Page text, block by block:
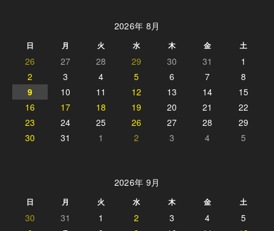
2026年 8月
日 月 火 水 木 金 土
26 27 28 29 30 31
1
2
3 4 5 6 7
8
9
10 11 12 13 14
15
16
17 18 19 20 21
22
23
24 25 26 27 28
29
30
31 1 2 3 4 5
2026年 9月
日 月 火 水 木 金 土
30 31 1 2 3 4
5